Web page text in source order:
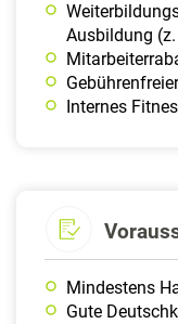
Ausbildung
Internes
Mindestens
Gute